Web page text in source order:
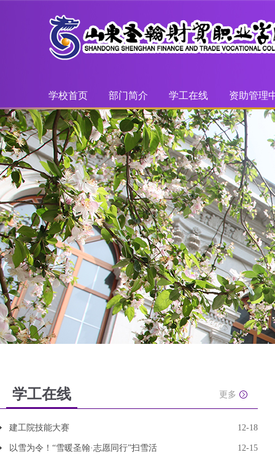
学校首页 部门简介 学工在线 资助管理
学工在线 更多
建工院技能大赛 12-18
以雪为令！“雪暖圣翰·志愿同行”扫雪活 12-15